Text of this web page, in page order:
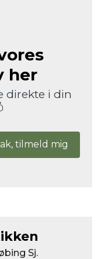
her
direkte i din
tilmeld mig
Sj.